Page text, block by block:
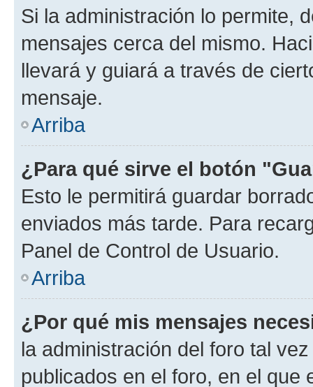
Si la administración lo permite,
mensajes cerca del mismo.
llevará y guiará a través de
mensaje.
Arriba
¿Para qué sirve el botón
Esto le permitirá guardar
enviados más tarde. Para
Panel de Control de Usuario.
Arriba
¿Por qué mis mensajes
la administración del foro tal
publicados en el foro, en el